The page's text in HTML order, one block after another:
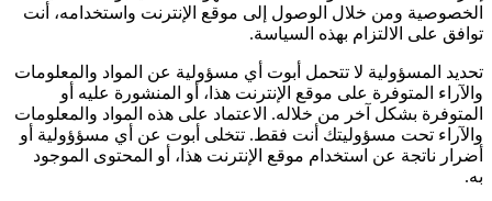
الخصوصية ومن خلال الوصول إلى موقع الإنترنت واستخدامه، أنت
توافق على الالتزام بهذه السياسة.
تحديد المسؤولية لا تتحمل أبوت أي مسؤولية عن المواد والمعلومات
والآراء المتوفرة على موقع الإنترنت هذا، أو المنشورة عليه أو
المتوفرة بشكل آخر من خلاله. الاعتماد على هذه المواد والمعلومات
والآراء تحت مسؤوليتك أنت فقط. تتخلى أبوت عن أي مسؤؤولية أو
أضرار ناتجة عن استخدام موقع الإنترنت هذا، أو المحتوى الموجود
به.